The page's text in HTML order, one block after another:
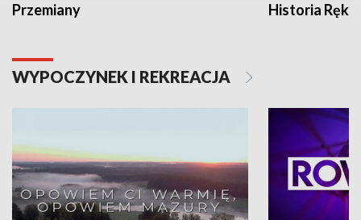
Przemiany Historia Ręką
WYPOCZYNEK I REKREACJA